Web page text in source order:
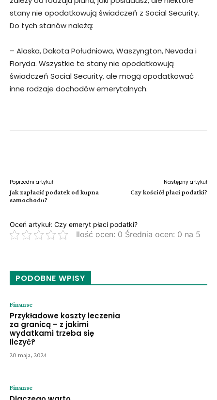
stany nie opodatkowują świadczeń z Social Security.
Do tych stanów należą:
– Alaska, Dakota Południowa, Waszyngton, Nevada i
Floryda. Wszystkie te stany nie opodatkowują
świadczeń Social Security, ale mogą opodatkować
inne rodzaje dochodów emerytalnych.
Poprzedni artykuł
Jak zapłacić podatek od kupna
samochodu?
Następny artykuł
Czy kościół płaci podatki?
Oceń artykuł: Czy emeryt płaci podatki?
Ilość ocen: 0 Średnia ocen: 0 na 5
PODOBNE WPISY
Finanse
Przykładowe koszty leczenia
za granicą – z jakimi
wydatkami trzeba się
liczyć?
20 maja, 2024
Finanse